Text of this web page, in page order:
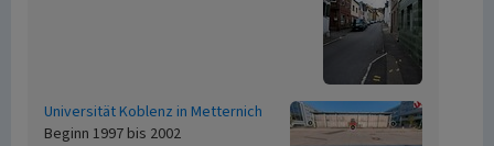
Universität Koblenz in Metternich
Beginn 1997 bis 2002